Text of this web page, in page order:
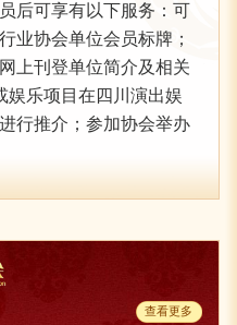
2021年全国演出经纪人员资格认定考试报名8月5日-25日
认定考前培训的通知
四川省文旅厅关于进一步落实好应对新型冠状病毒感染肺炎疫情支持文旅企业有关政策的通知
坍塌事故教训
网查询成绩合格的考生，
娱乐行业协会办公...
后可享有以下服务：可
业协会单位会员标牌；
上刊登单位简介及相关
娱乐项目在四川演出娱
行推介；参加协会举办
查看更多